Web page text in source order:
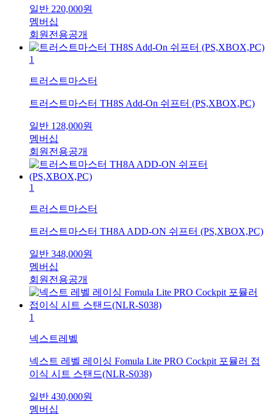
일반 220,000원
멤버십
회원전용공개
1
트러스트마스터
트러스트마스터 TH8S Add-On 쉬프터 (PS,XBOX,PC)
일반 128,000원
멤버십
회원전용공개
1
트러스트마스터
트러스트마스터 TH8A ADD-ON 쉬프터 (PS,XBOX,PC)
일반 348,000원
멤버십
회원전용공개
1
넥스트레벨
넥스트 레벨 레이싱 Fomula Lite PRO Cockpit 포뮬러 접
이식 시트 스탠드(NLR-S038)
일반 430,000원
멤버십